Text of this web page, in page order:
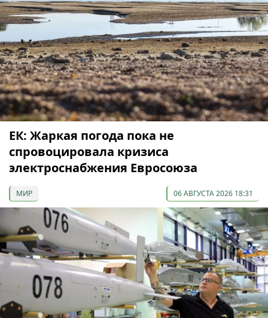
ЕК: Жаркая погода пока не
спровоцировала кризиса
электроснабжения Евросоюза
МИР 06 АВГУСТА 2026 18:31